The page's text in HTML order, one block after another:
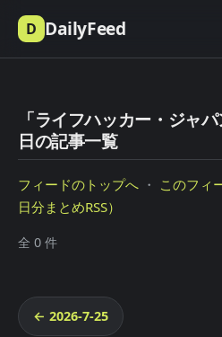
D DailyFeed
「ライフハッカー・ジャ
日の記事一覧
フィードのトップへ ・ このフィ
日分まとめRSS）
全 0 件
← 2026-7-25